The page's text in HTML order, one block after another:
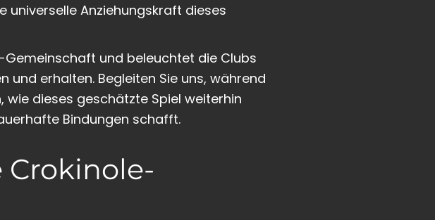
universelle Anziehungskraft dieses
und beleuchtet die Clubs
und erhalten. Begleiten Sie uns, während
dieses geschätzte Spiel weiterhin
Bindungen schafft.